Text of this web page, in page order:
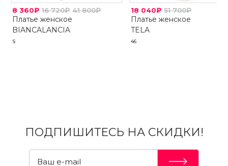
8 360₽ 16 720₽ 41 800₽
Платье женское
BIANCALANCIA
S
18 040₽ 51 700₽
Платье женское
TELA
46
ПОДПИШИТЕСЬ НА СКИДКИ!